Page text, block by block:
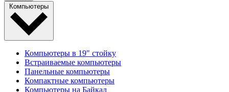
Компьютеры
Компьютеры в 19" стойкy
Встраиваемые компьютеры
Панельные компьютеры
Компактные компьютеры
Компьютеры на Байкал